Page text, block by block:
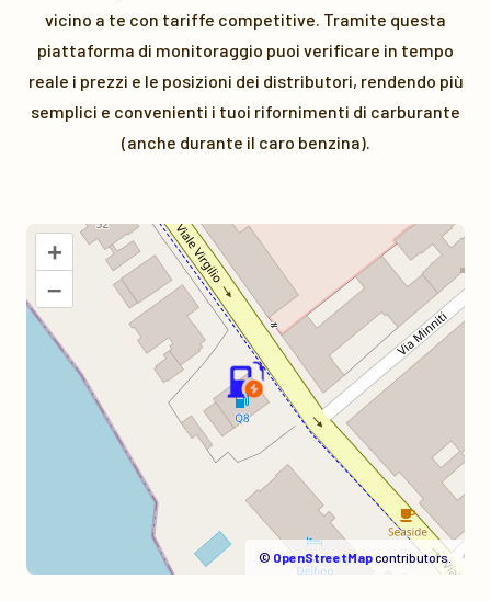
vicino a te con tariffe competitive. Tramite questa
piattaforma di monitoraggio puoi verificare in tempo
reale i prezzi e le posizioni dei distributori, rendendo più
semplici e convenienti i tuoi rifornimenti di carburante
(anche durante il caro benzina).
+
–
© OpenStreetMapcontributors.